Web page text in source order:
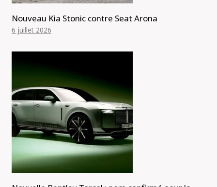
Nouveau Kia Stonic contre Seat Arona
6 juillet 2026